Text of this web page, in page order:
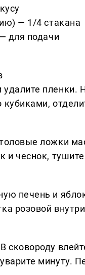
— 1/4 стакана
для подачи
пленки.
кубиками,
ложки
и чеснок,
печень и
розовой
сковороду
минуту.